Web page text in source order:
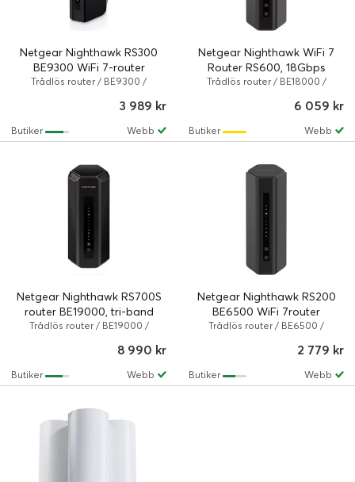
Netgear Nighthawk RS300
BE9300 WiFi 7-router
Trådlös router / BE9300 /
3 989 kr
Webb
Butiker
Netgear Nighthawk WiFi 7
Router RS600, 18Gbps
Trådlös router / BE18000 /
6 059 kr
Webb
Butiker
Netgear Nighthawk RS700S
router BE19000, tri-band
Trådlös router / BE19000 /
8 990 kr
Webb
Butiker
Netgear Nighthawk RS200
BE6500 WiFi 7router
Trådlös router / BE6500 /
2 779 kr
Webb
Butiker